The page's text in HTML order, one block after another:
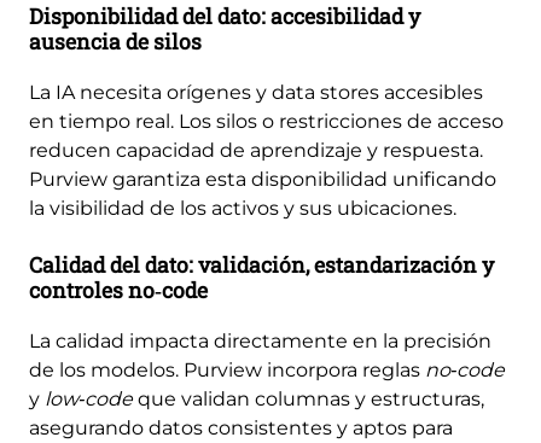
Disponibilidad del dato: accesibilidad y
ausencia de silos
La IA necesita orígenes y data stores accesibles
en tiempo real. Los silos o restricciones de acceso
reducen capacidad de aprendizaje y respuesta.
Purview garantiza esta disponibilidad unificando
la visibilidad de los activos y sus ubicaciones.
Calidad del dato: validación, estandarización y
controles no‑code
La calidad impacta directamente en la precisión
de los modelos. Purview incorpora reglas no‑code
y low‑codeque validan columnas y estructuras,
asegurando datos consistentes y aptos para